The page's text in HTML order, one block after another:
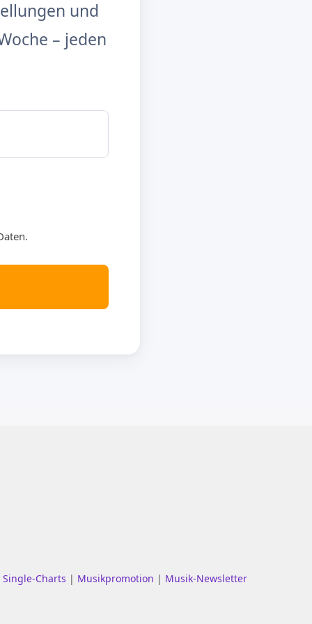
und
– jeden
Single-Charts | Musikpromotion | Musik-Newsletter